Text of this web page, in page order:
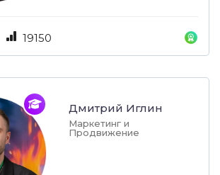
19150
Дмитрий Иглин
Маркетинг и
Продвижение